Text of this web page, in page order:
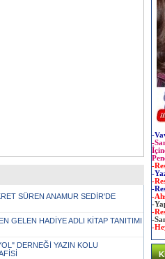
SÜREN ANAMUR SEDİR'DE
GELEN HADİYE ADLI KİTAP TANITIMI
DERNEĞİ YAZIN KOLU
-
-
-
-
-
-
-
-
-
-
-